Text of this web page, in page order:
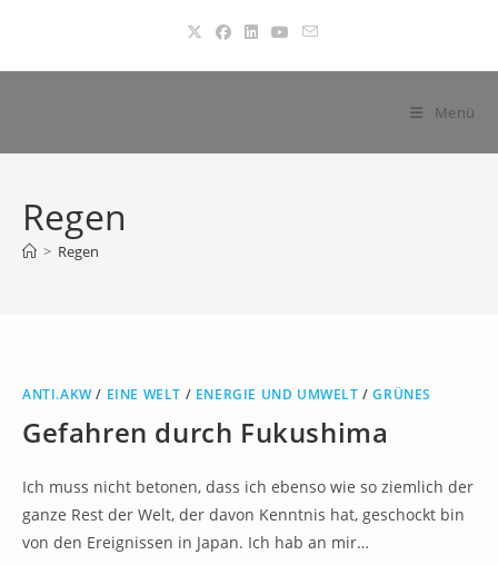
springen
Menü
Regen
> Regen
ANTI.AKW/ EINE WELT / ENERGIE UND UMWELT /GRÜNES
Gefahren durch Fukushima
Ich muss nicht betonen, dass ich ebenso wie so ziemlich der
ganze Rest der Welt, der davon Kenntnis hat, geschockt bin
von den Ereignissen in Japan. Ich hab an mir…